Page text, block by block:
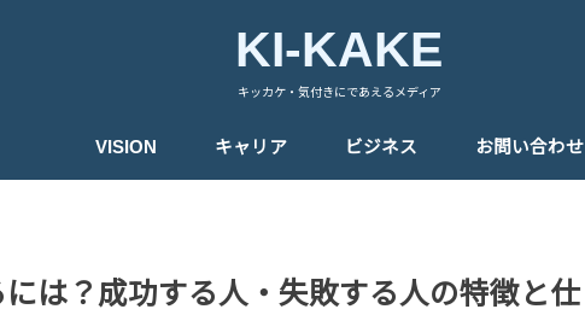
KI-KAKE
キッカケ・気付きにであえるメディア
VISION キャリア ビジネス お問い合わせ
は？成功する人・失敗する人の特徴と仕